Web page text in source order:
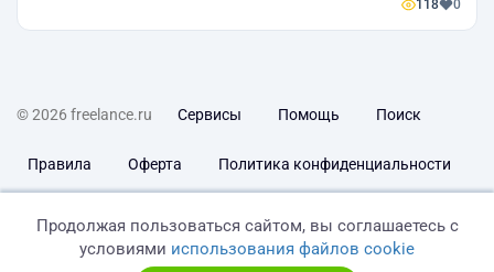
118 0
© 2026 freelance.ru Сервисы Помощь Поиск
Правила Оферта Политика конфиденциальности
Продолжая пользоваться сайтом, вы соглашаетесь с
условиями использования файлов cookie